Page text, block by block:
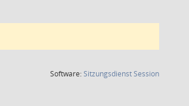
Software:SitzungsdienstSession(Wird in